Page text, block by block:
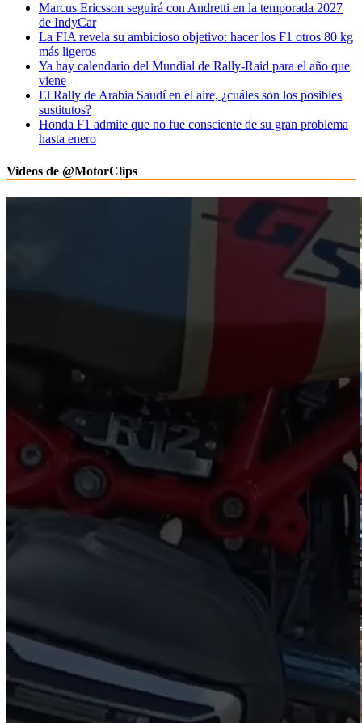
Marcus Ericsson seguirá con Andretti en la temporada 2027
de IndyCar
La FIA revela su ambicioso objetivo: hacer los F1 otros 80 kg
más ligeros
Ya hay calendario del Mundial de Rally-Raid para el año que
viene
El Rally de Arabia Saudí en el aire, ¿cuáles son los posibles
sustitutos?
Honda F1 admite que no fue consciente de su gran problema
hasta enero
Videos de @MotorClips